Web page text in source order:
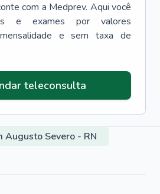
com a Medprev. Aqui você
e exames por valores
e sem taxa de
teleconsulta
Augusto Severo - RN